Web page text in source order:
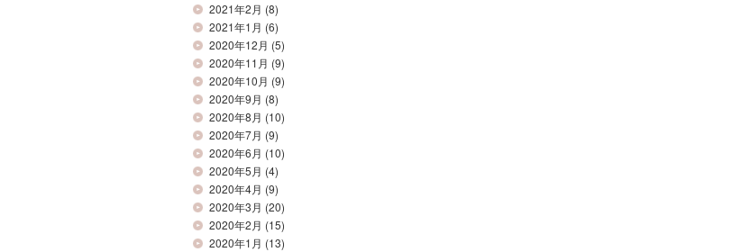
2021年2月 (8)
2021年1月 (6)
2020年12月 (5)
2020年11月 (9)
2020年10月 (9)
2020年9月 (8)
2020年8月 (10)
2020年7月 (9)
2020年6月 (10)
2020年5月 (4)
2020年4月 (9)
2020年3月 (20)
2020年2月 (15)
2020年1月 (13)